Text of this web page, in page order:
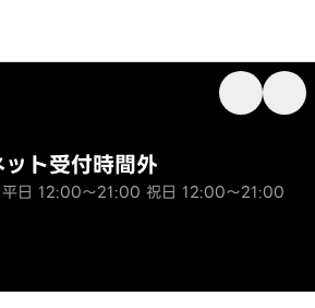
ット受付時間外
日 12:00～21:00 祝日 12:00～21:00